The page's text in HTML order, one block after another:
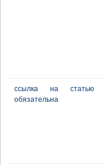
ссылка на статью
обязательна